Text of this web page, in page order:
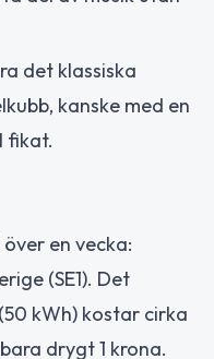
det klassiska
kanske med en
fikat.
en vecka:
(SE1). Det
kWh) kostar cirka
drygt 1 krona.